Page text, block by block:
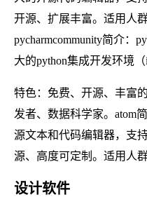
开源、扩展丰富。适用人
pycharmcommunity简介：
大的python集成开发环境
特色：免费、开源、丰富
发者、数据科学家。atom
源文本和代码编辑器，支
源、高度可定制。适用人
设计软件